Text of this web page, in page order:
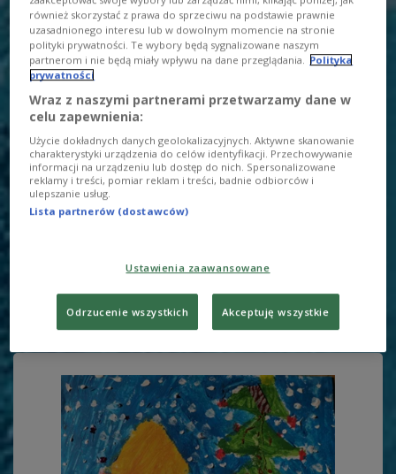
PRACE WYRÓŻNIONE
Joanna, 11 lat, Strzyżów
również skorzystać z prawa do sprzeciwu na podstawie prawnie
uzasadnionego interesu lub w dowolnym momencie na stronie
polityki prywatności. Te wybory będą sygnalizowane naszym
partnerom i nie będą miały wpływu na dane przeglądania. Polityka
prywatności
Wraz z naszymi partnerami przetwarzamy dane w
celu zapewnienia:
Użycie dokładnych danych geolokalizacyjnych. Aktywne skanowanie
charakterystyki urządzenia do celów identyfikacji. Przechowywanie
informacji na urządzeniu lub dostęp do nich. Spersonalizowane
reklamy i treści, pomiar reklam i treści, badnie odbiorców i
ulepszanie usług.
Lista partnerów (dostawców)
Ustawienia zaawansowane
Odrzucenie wszystkich Akceptuję wszystkie